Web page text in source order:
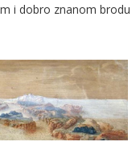
i dobro znanom brodu